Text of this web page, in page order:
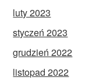
luty 2023
styczeń 2023
grudzień 2022
listopad 2022